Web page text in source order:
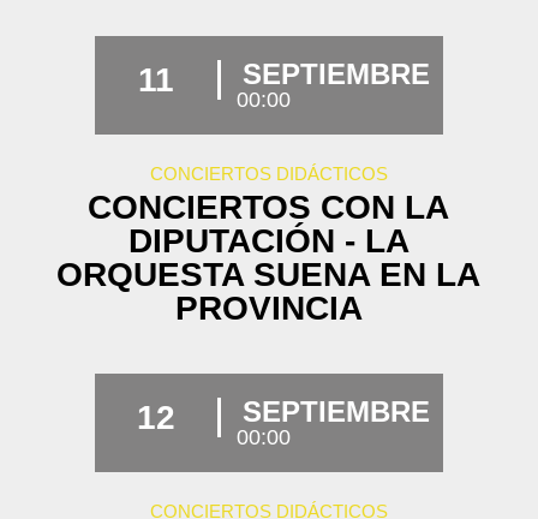
11 SEPTIEMBRE
00:00
CONCIERTOS DIDÁCTICOS
CONCIERTOS CON LA
DIPUTACIÓN - LA
ORQUESTA SUENA EN LA
PROVINCIA
12 SEPTIEMBRE
00:00
CONCIERTOS DIDÁCTICOS